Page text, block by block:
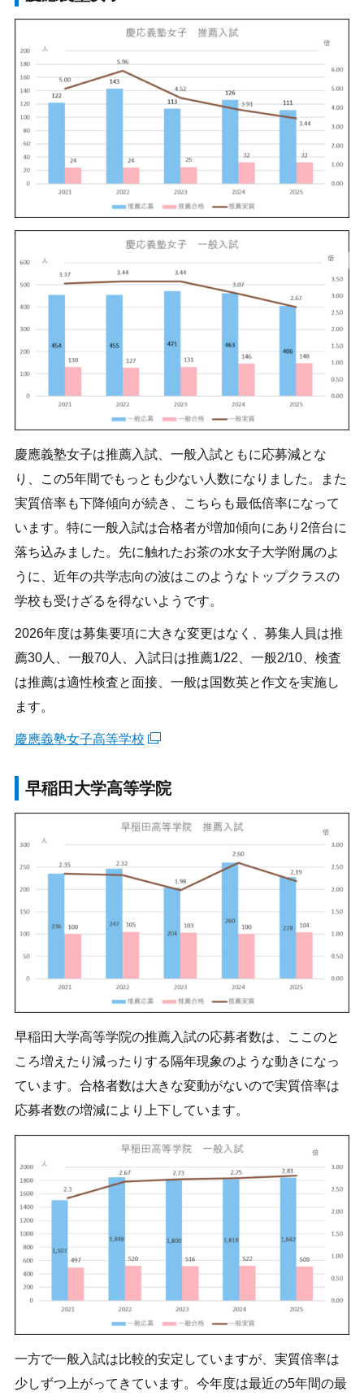
慶應義塾女子は推薦入試、一般入試ともに応募減とな
り、この5年間でもっとも少ない人数になりました。また
実質倍率も下降傾向が続き、こちらも最低倍率になって
います。特に一般入試は合格者が増加傾向にあり2倍台に
落ち込みました。先に触れたお茶の水女子大学附属のよ
うに、近年の共学志向の波はこのようなトップクラスの
学校も受けざるを得ないようです。
2026年度は募集要項に大きな変更はなく、募集人員は推
薦30人、一般70人、入試日は推薦1/22、一般2/10、検査
は推薦は適性検査と面接、一般は国数英と作文を実施し
ます。
慶應義塾女子高等学校
早稲田大学高等学院
早稲田大学高等学院の推薦入試の応募者数は、ここのと
ころ増えたり減ったりする隔年現象のような動きになっ
ています。合格者数は大きな変動がないので実質倍率は
応募者数の増減により上下しています。
一方で一般入試は比較的安定していますが、実質倍率は
少しずつ上がってきています。今年度は最近の5年間の最